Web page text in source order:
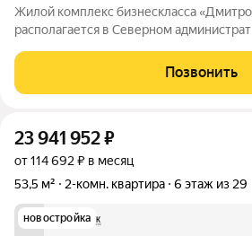
Жилой комплекс бизнескласса
располагается в Северном
водоёмами и находится рядом с
инфраструктурой. Одна из ключевых
Позвонить
23 941 952₽
от 114 692 ₽ в месяц
53,5 м²
2-комн. квартира 6 этаж из 29
новостройка